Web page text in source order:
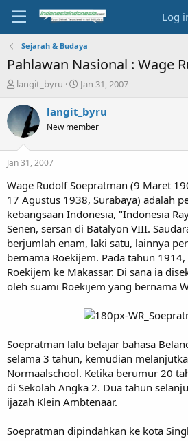
Log
Sejarah & Budaya
Pahlawan Nasional : Wage
T
r
e
a
t
a
r
t
e
r
langit_byru
S
a
r
t
e
Jan 31, 2007
langit_byru
New member
Jan 31, 2007
Wage Rudolf Soepratman (9 Maret
17 Agustus 1938, Surabaya) adalah
kebangsaan Indonesia, "Indonesia
Senen, sersan di Batalyon VIII.
berjumlah enam, laki satu, lainnya
bernama Roekijem. Pada tahun
Roekijem ke Makassar. Di sana ia
oleh suami Roekijem yang bernama
Soepratman lalu belajar bahasa
selama 3 tahun, kemudian
Normaalschool. Ketika berumur 20
di Sekolah Angka 2. Dua tahun
ijazah Klein Ambtenaar.
Soepratman dipindahkan ke kota